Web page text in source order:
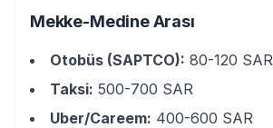
Mekke-Medine Arası
Otobüs (SAPTCO): 80-120 SAR
Taksi: 500-700 SAR
Uber/Careem: 400-600 SAR